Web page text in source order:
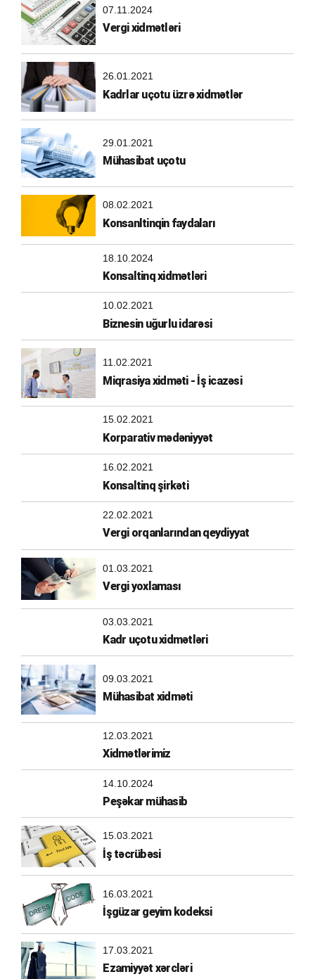
07.11.2024
Vergi xidmətləri
26.01.2021
Kadrlar uçotu üzrə xidmətlər
29.01.2021
Mühasibat uçotu
08.02.2021
Konsanltinqin faydaları
18.10.2024
Konsaltinq xidmətləri
10.02.2021
Biznesin uğurlu idarəsi
11.02.2021
Miqrasiya xidməti - İş icazəsi
15.02.2021
Korparativ mədəniyyət
16.02.2021
Konsaltinq şirkəti
22.02.2021
Vergi orqanlarından qeydiyyat
01.03.2021
Vergi yoxlaması
03.03.2021
Kadr uçotu xidmətləri
09.03.2021
Mühasibat xidməti
12.03.2021
Xidmətlərimiz
14.10.2024
Peşəkar mühasib
15.03.2021
İş təcrübəsi
16.03.2021
İşgüzar geyim kodeksi
17.03.2021
Ezamiyyət xərcləri